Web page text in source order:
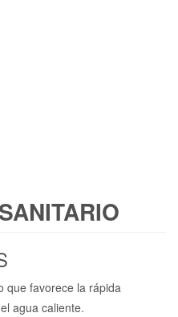
que favorece la rápida
agua caliente.